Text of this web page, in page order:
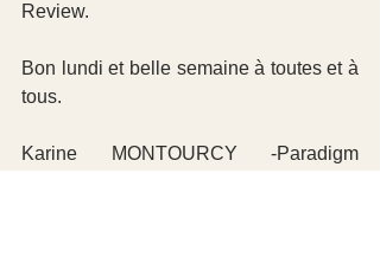
Review.
Bon lundi et belle semaine à toutes et à
tous.
Karine MONTOURCY -Paradigm